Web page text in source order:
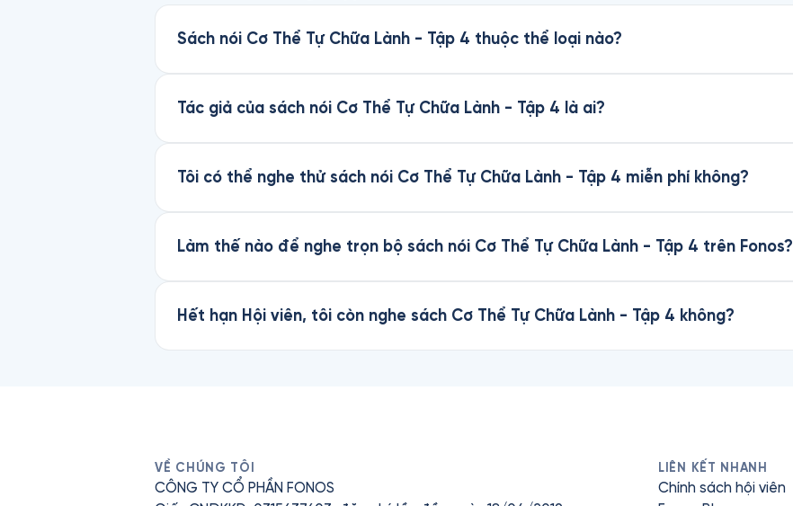
Sách nói Cơ Thể Tự Chữa Lành - Tập 4 thuộc thể loại nào?
Tác giả của sách nói Cơ Thể Tự Chữa Lành - Tập 4 là ai?
Tôi có thể nghe thử sách nói Cơ Thể Tự Chữa Lành - Tập 4 miễn phí không?
Làm thế nào để nghe trọn bộ sách nói Cơ Thể Tự Chữa Lành - Tập 4 trên Fonos?
Hết hạn Hội viên, tôi còn nghe sách Cơ Thể Tự Chữa Lành - Tập 4 không?
VỀ CHÚNG TÔI
CÔNG TY CỔ PHẦN FONOS
LIÊN KẾT NHANH
Chính sách hội viên